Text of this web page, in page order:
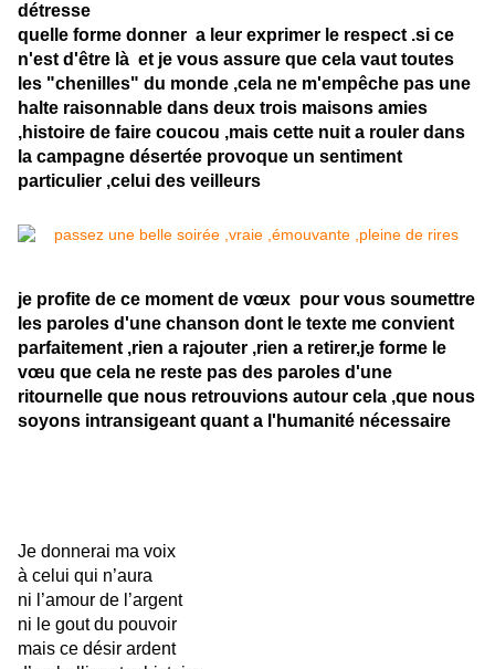
détresse
quelle forme donner a leur exprimer le respect .si ce
n'est d'être là et je vous assure que cela vaut toutes
les "chenilles" du monde ,cela ne m'empêche pas une
halte raisonnable dans deux trois maisons amies
,histoire de faire coucou ,mais cette nuit a rouler dans
la campagne désertée provoque un sentiment
particulier ,celui des veilleurs
je profite de ce moment de vœux pour vous soumettre
les paroles d'une chanson dont le texte me convient
parfaitement ,rien a rajouter ,rien a retirer,je forme le
vœu que cela ne reste pas des paroles d'une
ritournelle que nous retrouvions autour cela ,que nous
soyons intransigeant quant a l'humanité nécessaire
Je donnerai ma voix
à celui qui n’aura
ni l’amour de l’argent
ni le gout du pouvoir
mais ce désir ardent